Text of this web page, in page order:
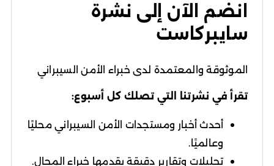
انضم الآن إلى نشرة
سايبركاست
الموثوقة والمعتمدة لدى خبراء الأمن السيبراني
تقرأ في نشرتنا التي تصلك كل أسبوع:
أحدث أخبار ومستجدات الأمن السيبراني محليًا
وعالميًا.
تحليلات وتقارير دقيقة يقدمها خبراء المجال.